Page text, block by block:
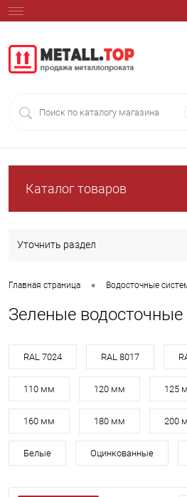
Каталог товаров
Уточнить раздел
Главная страница • Водосточные
Зеленые
RAL 7024 RAL 8017
110 мм 120 мм 125
160 мм 180 мм 200
Белые Оцинкованные